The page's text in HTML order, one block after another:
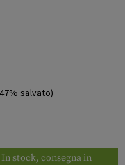
salvato)
stock, consegna in